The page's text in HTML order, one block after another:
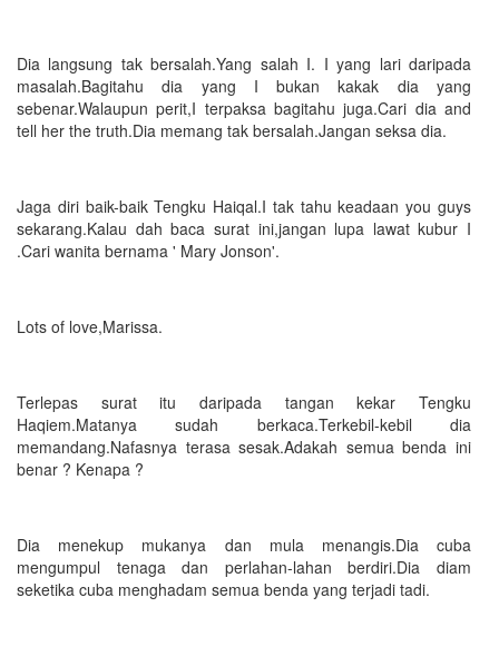
Dia langsung tak bersalah.Yang salah I. I yang lari daripada
masalah.Bagitahu dia yang I bukan kakak dia yang
sebenar.Walaupun perit,I terpaksa bagitahu juga.Cari dia and
tell her the truth.Dia memang tak bersalah.Jangan seksa dia.
Jaga diri baik-baik Tengku Haiqal.I tak tahu keadaan you guys
sekarang.Kalau dah baca surat ini,jangan lupa lawat kubur I
.Cari wanita bernama ' Mary Jonson'.
Lots of love,Marissa.
Terlepas surat itu daripada tangan kekar Tengku
Haqiem.Matanya sudah berkaca.Terkebil-kebil dia
memandang.Nafasnya terasa sesak.Adakah semua benda ini
benar ? Kenapa ?
Dia menekup mukanya dan mula menangis.Dia cuba
mengumpul tenaga dan perlahan-lahan berdiri.Dia diam
seketika cuba menghadam semua benda yang terjadi tadi.